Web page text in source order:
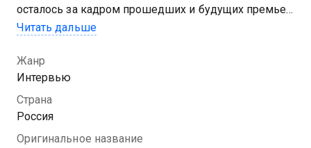
осталось за кадром прошедших и будущих премьер
канала. Ведущие, актеры, музыканты и экстрасенсы
съемках, а также обсудят коллег откровенно и с
юмором. А следить за разговором и задавать
вопросы будет самый необычный ведущий —
искусственный интеллект.
Читать дальше
Жанр
Интервью
Страна
Россия
Оригинальное название